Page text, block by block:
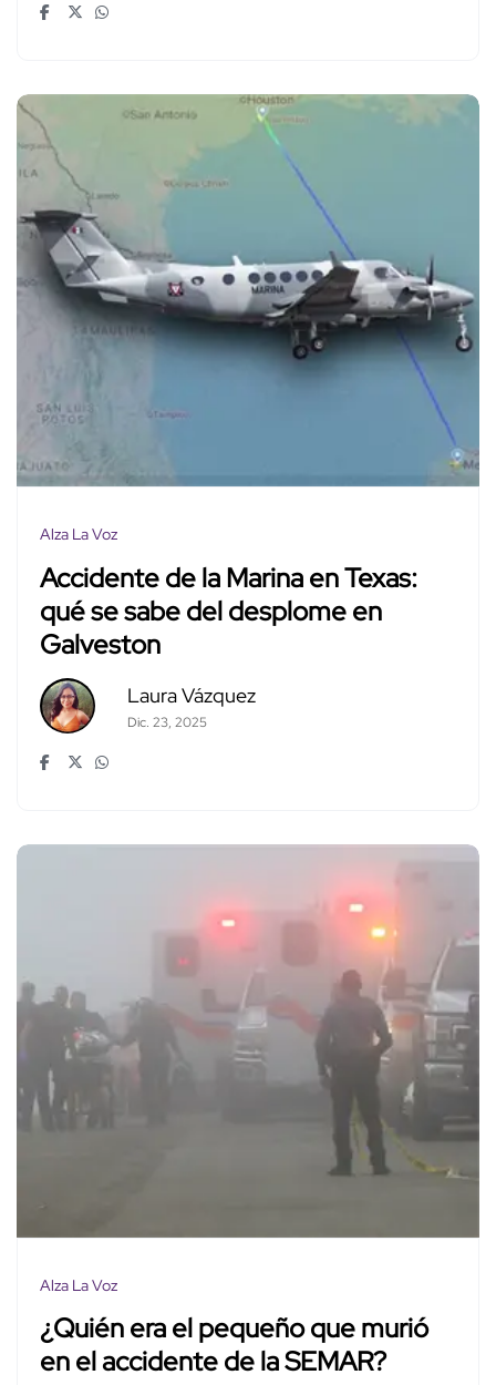
Alza La Voz
Accidente de la Marina en Texas:
qué se sabe del desplome en
Galveston
Laura Vázquez
Dic. 23, 2025
Alza La Voz
¿Quién era el pequeño que murió
en el accidente de la SEMAR?